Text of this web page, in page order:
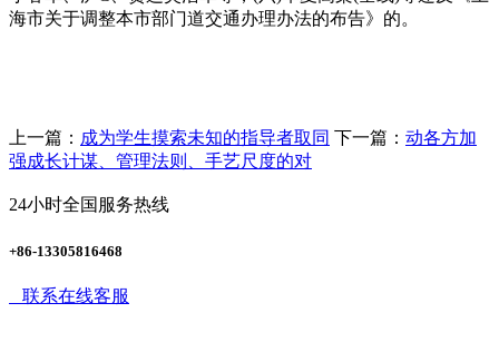
海市关于调整本市部门道交通办理办法的布告》的。
上一篇： 成为学生摸索未知的指导者取同 下一篇： 动各方加
强成长计谋、管理法则、手艺尺度的对
24小时全国服务热线
+86-13305816468
联系在线客服